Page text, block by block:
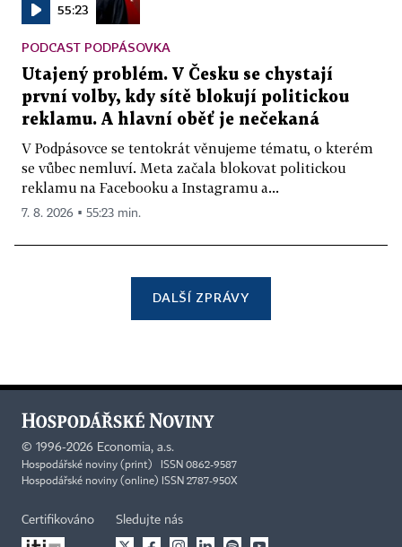
55:23
PODCAST PODPÁSOVKA
Utajený problém. V Česku se chystají
první volby, kdy sítě blokují politickou
reklamu. A hlavní oběť je nečekaná
V Podpásovce se tentokrát věnujeme tématu, o kterém
se vůbec nemluví. Meta začala blokovat politickou
reklamu na Facebooku a Instagramu a...
7. 8. 2026 ▪ 55:23 min.
DALŠÍ ZPRÁVY
© 1996-2026 Economia, a.s.
Hospodářské noviny (print) ISSN 0862-9587
Hospodářské noviny (online) ISSN 2787-950X
Certifikováno Sledujte nás